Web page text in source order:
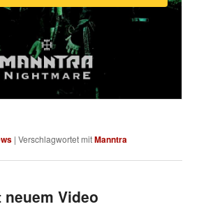
|Verschlagwortet mitManntra
Video